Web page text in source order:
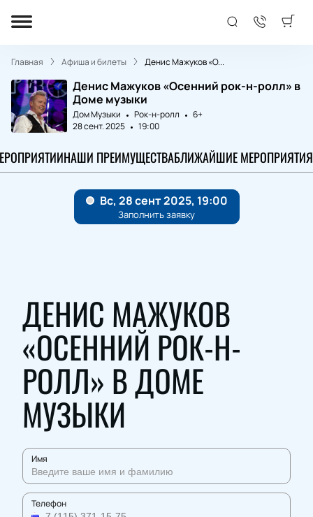
Главная Афиша и билеты Денис Мажуков «О...
Денис Мажуков «Осенний рок-н-ролл» в
Доме музыки
Дом Музыки Рок-н-ролл
6+
28 сент. 2025
19:00
НАШИ ПРЕИМУЩЕСТВАБЛИЖАЙШИЕ МЕРОПРИЯТИЯ
ДЕНИС МАЖУКОВ
«ОСЕННИЙ РОК-Н-
РОЛЛ» В ДОМЕ
МУЗЫКИ
Имя
Телефон